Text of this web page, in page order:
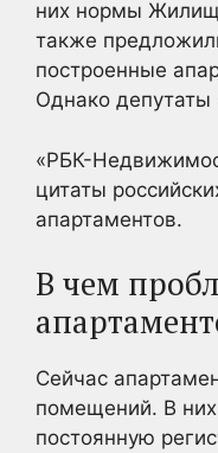
них нормы
также
построенные
Однако
«РБК-
цитаты
апартаментов.
В чем
Сейчас
помещений. В них
постоянную